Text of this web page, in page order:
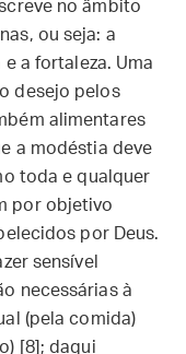
no âmbito
ou seja: a
a fortaleza. Uma
desejo pelos
alimentares
a modéstia deve
toda e qualquer
por objetivo
por Deus.
sensível
necessárias à
(pela comida)
[8]; daqui